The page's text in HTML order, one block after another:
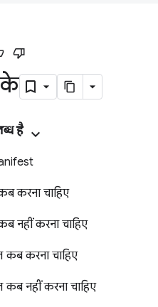
है
करना चाहिए
नहीं करना चाहिए
करना चाहिए
नहीं करना चाहिए